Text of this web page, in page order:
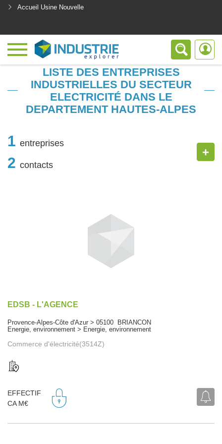
Accueil Usine Nouvelle
LISTE DES ENTREPRISES
INDUSTRIELLES DU SECTEUR
ELECTRICITÉ DANS LE
DEPARTEMENT HAUTES-ALPES
1 entreprises
2 contacts
+
EDSB - L'AGENCE
Provence-Alpes-Côte d'Azur > 05100 BRIANCON
Energie, environnement > Energie, environnement
Commerce d'électricité(3514Z)
EFFECTIF
CA M€